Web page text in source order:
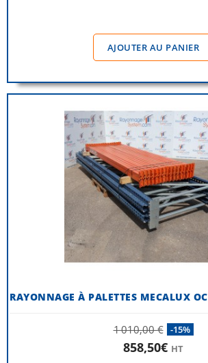
AJOUTER AU PANIER
1 010,00 € -15%
858,50€ HT